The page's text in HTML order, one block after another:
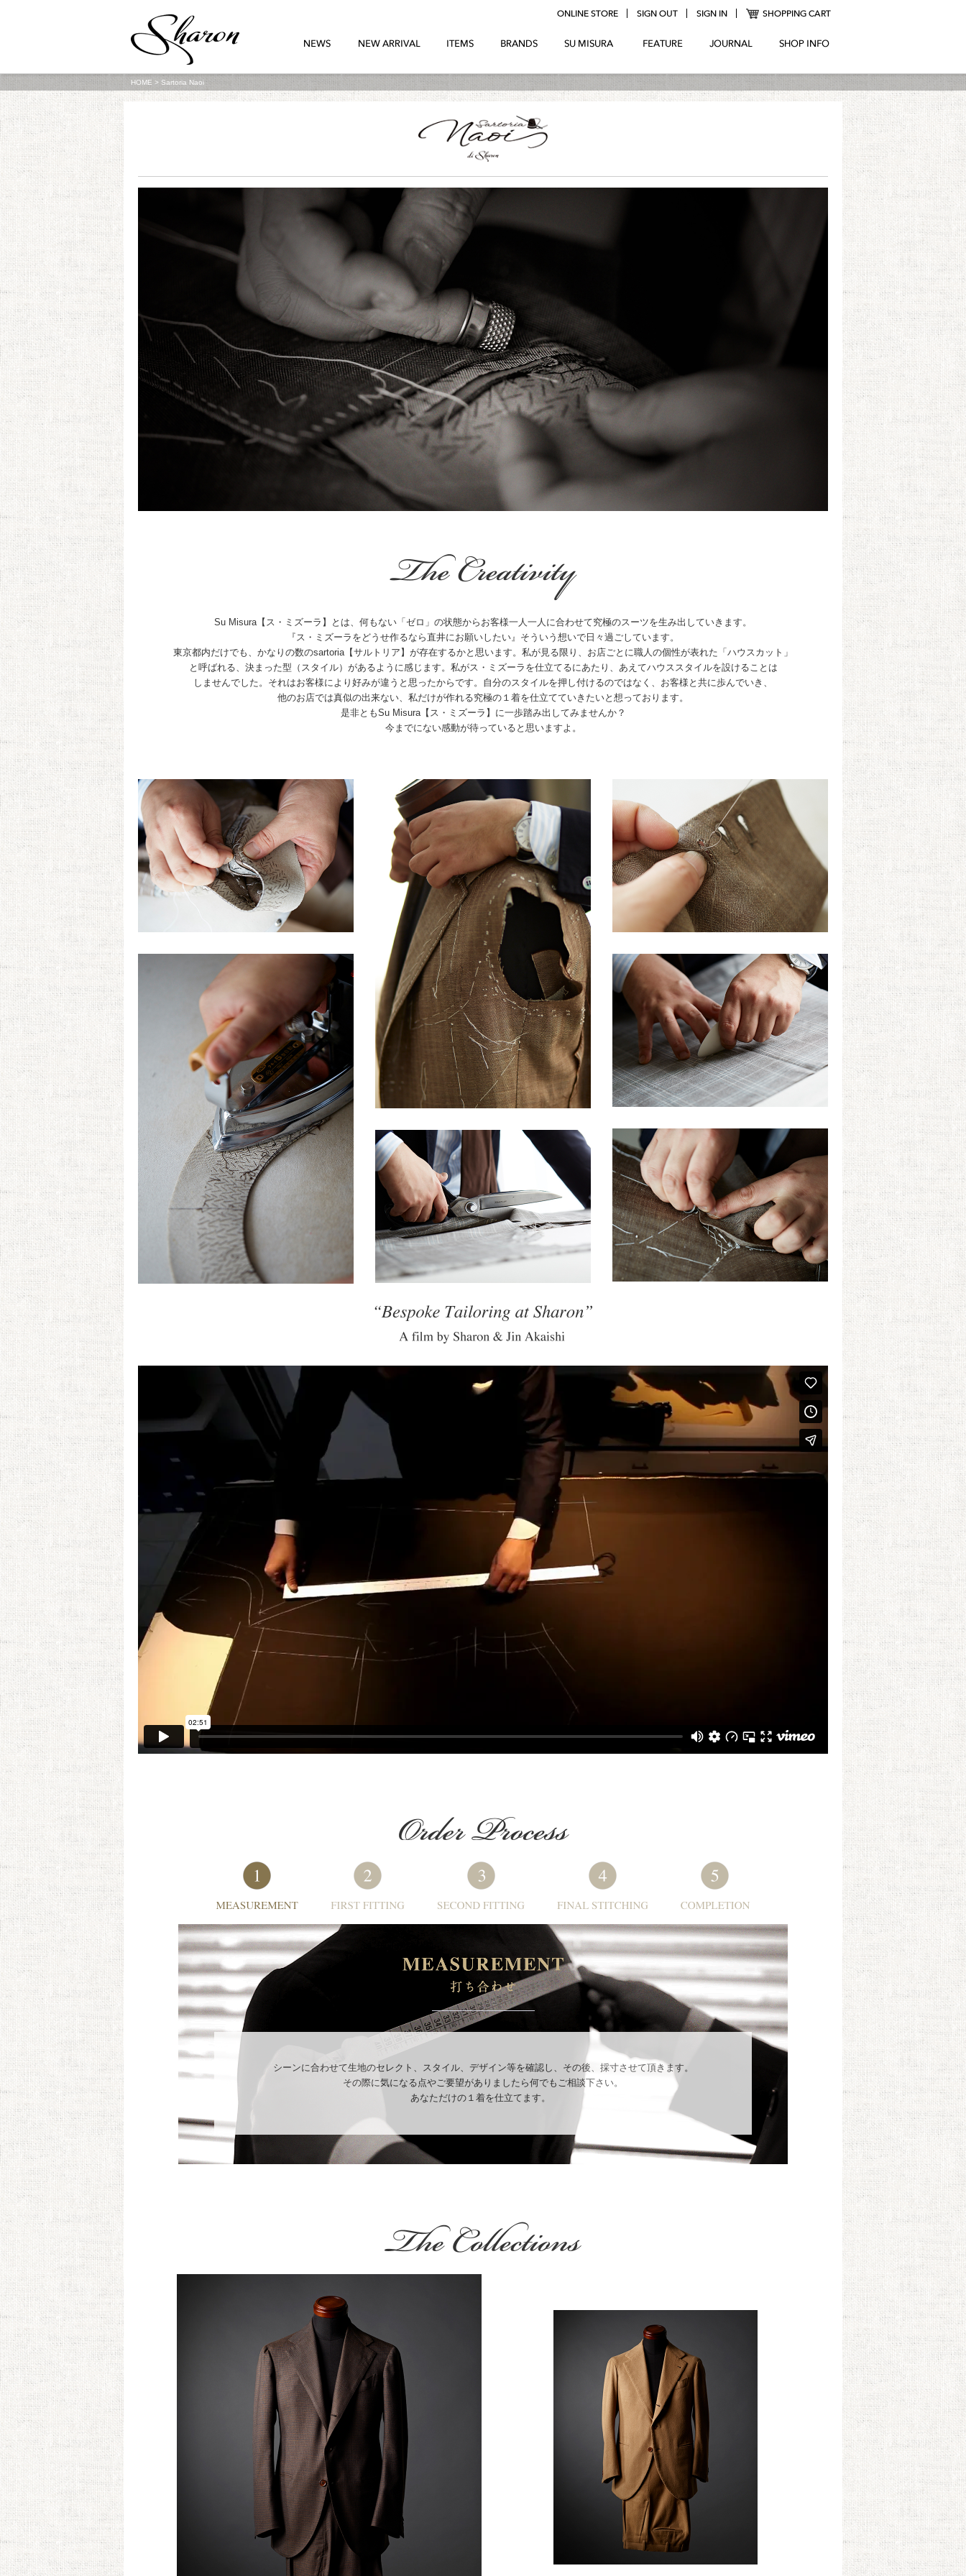
HOME > Sartoria Naoi
Su Misura【ス・ミズーラ】とは、何もない「ゼロ」の状態からお客様一人一人に合わせて究極のスーツを生み出していきます。
『ス・ミズーラをどうせ作るなら直井にお願いしたい』そういう想いで日々過ごしています。
東京都内だけでも、かなりの数のsartoria【サルトリア】が存在するかと思います。私が見る限り、お店ごとに職人の個性が表れた「ハウスカット」
と呼ばれる、決まった型（スタイル）があるように感じます。私がス・ミズーラを仕立てるにあたり、あえてハウススタイルを設けることは
しませんでした。それはお客様により好みが違うと思ったからです。自分のスタイルを押し付けるのではなく、お客様と共に歩んでいき、
他のお店では真似の出来ない、私だけが作れる究極の１着を仕立てていきたいと想っております。
是非ともSu Misura【ス・ミズーラ】に一歩踏み出してみませんか？
今までにない感動が待っていると思いますよ。
シーンに合わせて生地のセレクト、スタイル、デザイン等を確認し、その後、採寸させて頂きます。
その際に気になる点やご要望がありましたら何でもご相談下さい。
あなただけの１着を仕立てます。